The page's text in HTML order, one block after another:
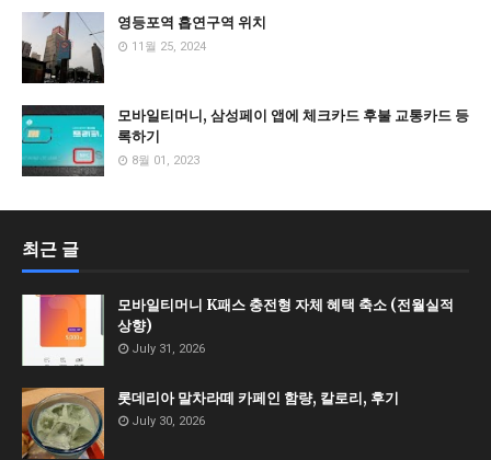
영등포역 흡연구역 위치
11월 25, 2024
모바일티머니, 삼성페이 앱에 체크카드 후불 교통카드 등
록하기
8월 01, 2023
최근 글
모바일티머니 K패스 충전형 자체 혜택 축소 (전월실적
상향)
July 31, 2026
롯데리아 말차라떼 카페인 함량, 칼로리, 후기
July 30, 2026